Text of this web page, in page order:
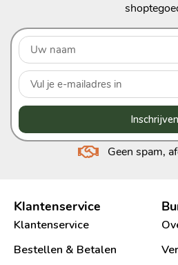
Inschrijven
Geen spam,
Klantenservice
Klantenservice
Bestellen & Betalen